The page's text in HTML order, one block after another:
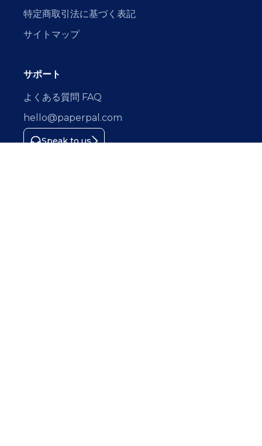
特定商取引法に基づく表記
サイトマップ
サポート
よくある質問 FAQ
hello@paperpal.com
Speak to us